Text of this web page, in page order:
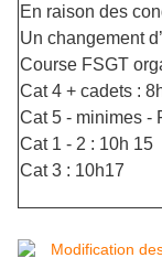
En raison des
Un changement
Course FSGT
Cat 4 + cadets :
Cat 5 - minimes -
Cat 1 - 2 : 10h 15
Cat 3 : 10h17